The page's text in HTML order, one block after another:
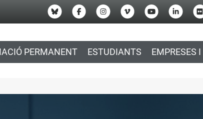
PERMANENT ESTUDIANTS EMPRESES